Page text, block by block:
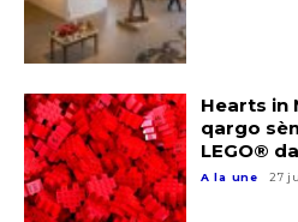
Hearts in
qargo
LEGO®
A la une 27